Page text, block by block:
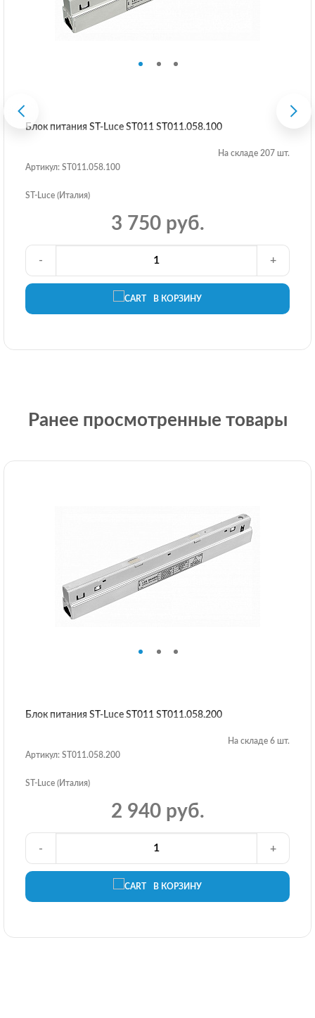
Блок питания ST-Luce ST011 ST011.058.100
На складе 207 шт.
Артикул: ST011.058.100
ST-Luce (Италия)
3 750 руб.
В КОРЗИНУ
- +
Ранее просмотренные товары
Блок питания ST-Luce ST011 ST011.058.200
На складе 6 шт.
Артикул: ST011.058.200
ST-Luce (Италия)
2 940 руб.
В КОРЗИНУ
- +